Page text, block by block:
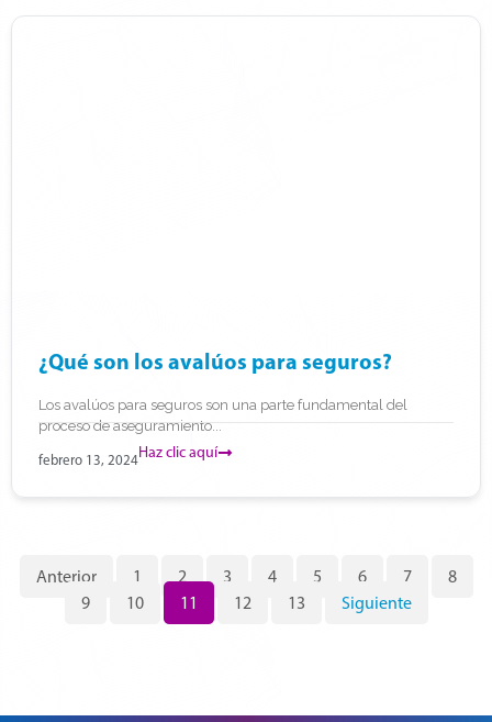
¿Qué son los avalúos para seguros?
Los avalúos para seguros son una parte fundamental del
proceso de aseguramiento...
febrero 13, 2024Haz clic aquí
Anterior 1 2 3 4 5 6 7
8
9
10 11 12 13 Siguiente